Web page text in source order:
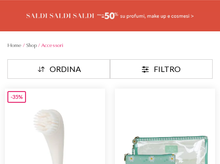
Home / Shop / Accessori
ORDINA FILTRO
-35%